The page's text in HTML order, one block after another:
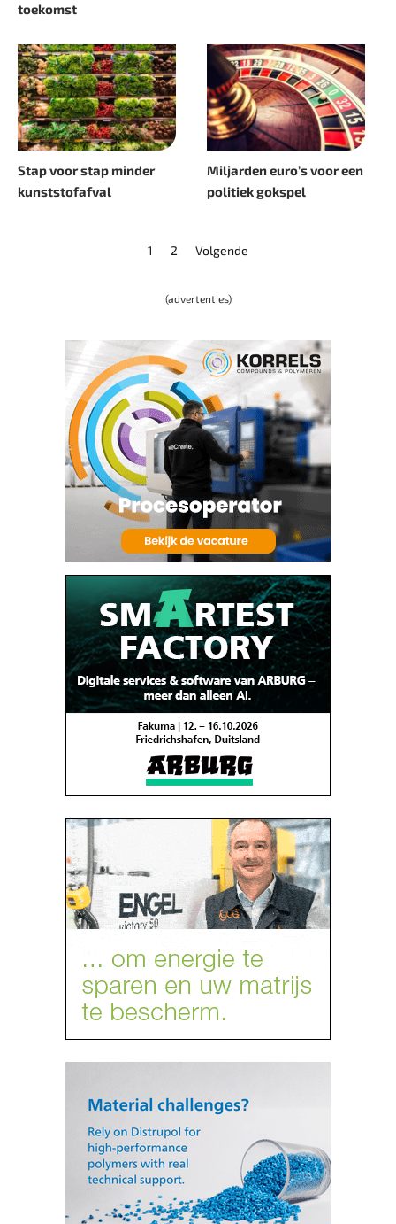
toekomst
Stap voor stap minder
kunststofafval
Miljarden euro’s voor een
politiek gokspel
1 2 Volgende
(advertenties)